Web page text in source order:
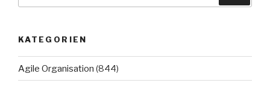
KATEGORIEN
Agile Organisation (844)